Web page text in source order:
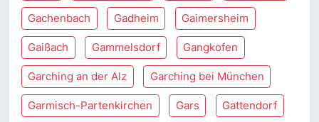
Gachenbach Gadheim Gaimersheim
Gaißach Gammelsdorf Gangkofen
Garching an der Alz Garching bei München
Garmisch-Partenkirchen Gars Gattendorf